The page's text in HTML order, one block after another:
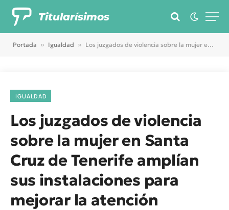
Titularísimos
Portada » Igualdad » Los juzgados de violencia sobre la mujer en Santa Cruz de Tenerife amplían sus instalaciones para mejorar la atención
IGUALDAD
Los juzgados de violencia
sobre la mujer en Santa
Cruz de Tenerife amplían
sus instalaciones para
mejorar la atención